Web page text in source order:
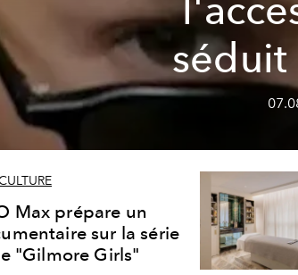
séduit
Max prépare un
sur la série
"Gilmore Girls"